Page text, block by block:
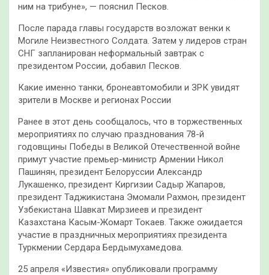
ним на трибуне», — пояснил Песков.
После парада главы государств возложат венки к
Могиле Неизвестного Солдата. Затем у лидеров стран
СНГ запланирован неформальный завтрак с
президентом России, добавил Песков.
Какие именно танки, бронеавтомобили и ЗРК увидят
зрители в Москве и регионах России
Ранее в этот день сообщалось, что в торжественных
мероприятиях по случаю празднования 78-й
годовщины Победы в Великой Отечественной войне
примут участие премьер-министр Армении Никол
Пашинян, президент Белоруссии Александр
Лукашенко, президент Киргизии Садыр Жапаров,
президент Таджикистана Эмомали Рахмон, президент
Узбекистана Шавкат Мирзиеев и президент
Казахстана Касым-Жомарт Токаев. Также ожидается
участие в праздничных мероприятиях президента
Туркмении Сердара Бердымухамедова.
25 апреля «Известия» опубликовали программу